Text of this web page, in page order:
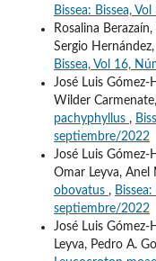
Bissea: Bissea,
Rosalina
Sergio Hernández,
Bissea, Vol 16,
José Luis Gómez-
Wilder
pachyphyllus ,
septiembre/2022
José Luis Gómez-
Omar Leyva, Anel
obovatus ,
septiembre/2022
José Luis
Leyva, Pedro A.